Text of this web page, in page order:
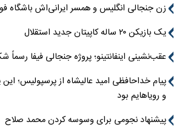
زن جنجالی انگلیس و همسر ایرانی‌اش باشگاه
یک بازیکن ۲۰ ساله کاپیتان جدید استقلال
عقب‌نشینی اینفانتینو؛ پروژه جنجالی فیفا
پیام خداحافظی امید عالیشاه از پرسپولیس؛
و رویاهایم بود
پیشنهاد نجومی برای وسوسه کردن محمد صلاح